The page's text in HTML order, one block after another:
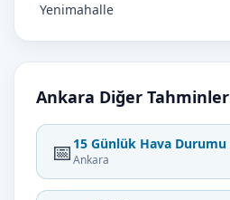
Yenimahalle
Ankara Diğer Tahminler
📅 15 Günlük Hava Durumu
Ankara